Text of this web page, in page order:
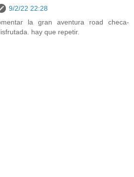
9/2/22 22:28
la gran aventura road checa-
hay que repetir.